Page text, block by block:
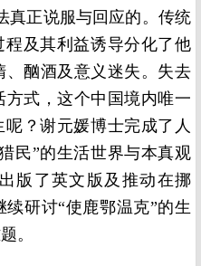
真正说服与回应的。传统
程及其利益诱导分化了他
酗酒及意义迷失。失去
式，这个中国境内唯一
？谢元媛博士完成了人
民”的生活世界与本真观
版了英文版及推动在挪
研讨“使鹿鄂温克”的生
。